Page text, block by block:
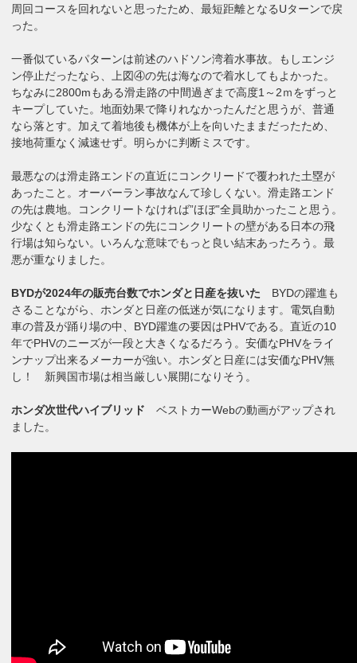
周回コースを回れないと思ったため、最短距離となるUターンで戻
った。
一番似ているパターンは前述のハドソン湾着水事故。もしエンジ
ン停止だったなら、上図④の先は海なので着水してもよかった。
ちなみに2800mもある滑走路の中間過ぎまで高度1～2ｍをずっと
キープしていた。地面効果で降りれなかったんだと思うが、普通
なら落とす。加えて着地後も機体が上を向いたままだったため、
接地荷重なく減速せず。明らかに判断ミスです。
最悪なのは滑走路エンドの直近にコンクリードで覆われた土塁が
あったこと。オーバーラン事故なんて珍しくない。滑走路エンド
の先は農地。コンクリートなければ”ほぼ”全員助かったこと思う。
少なくとも滑走路エンドの先にコンクリートの壁がある日本の飛
行場は知らない。いろんな意味でもっと良い結末あったろう。最
悪が重なりました。
BYDが2024年の販売台数でホンダと日産を抜いた BYDの躍進も
さることながら、ホンダと日産の低迷が気になります。電気自動
車の普及が踊り場の中、BYD躍進の要因はPHVである。直近の10
年でPHVのニーズが一段と大きくなるだろう。安価なPHVをライ
ンナップ出来るメーカーが強い。ホンダと日産には安価なPHV無
し！ 新興国市場は相当厳しい展開になりそう。
ホンダ次世代ハイブリッド ベストカーWebの動画がアップされ
ました。